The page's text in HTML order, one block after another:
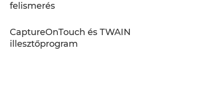
felismerés
CaptureOnTouch és TWAIN
illesztőprogram